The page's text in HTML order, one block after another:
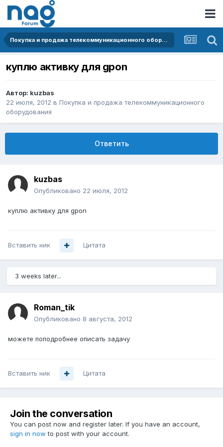
Покупка и продажа телекоммуникационного оборудования
куплю активку для gpon
Автор: kuzbas
22 июля, 2012 в Покупка и продажа телекоммуникационного
оборудования
Ответить
kuzbas
Опубликовано 22 июля, 2012
куплю активку для gpon
Вставить ник Цитата
3 weeks later...
Roman_tik
Опубликовано 8 августа, 2012
можете поподробнее описать задачу
Вставить ник Цитата
Join the conversation
You can post now and register later. If you have an account,
sign in now to post with your account.